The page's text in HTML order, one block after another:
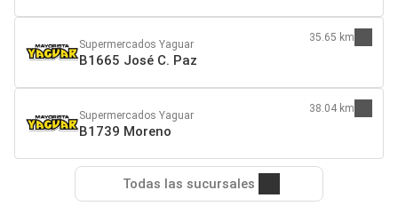
Supermercados Yaguar
B1665 José C. Paz
35.65 km
Supermercados Yaguar
B1739 Moreno
38.04 km
Todas las sucursales